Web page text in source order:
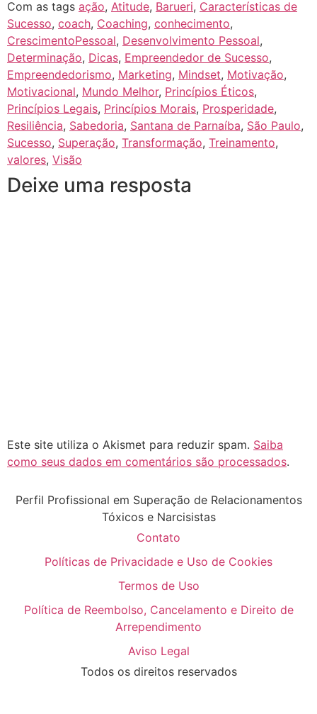
Com as tags ação, Atitude, Barueri, Características de
Sucesso, coach, Coaching, conhecimento,
CrescimentoPessoal, Desenvolvimento Pessoal,
Determinação, Dicas, Empreendedor de Sucesso,
Empreendedorismo, Marketing, Mindset, Motivação,
Motivacional, Mundo Melhor, Princípios Éticos,
Princípios Legais, Princípios Morais, Prosperidade,
Resiliência, Sabedoria, Santana de Parnaíba, São Paulo,
Sucesso, Superação, Transformação, Treinamento,
valores, Visão
Deixe uma resposta
Este site utiliza o Akismet para reduzir spam. Saiba
como seus dados em comentários são processados.
Perfil Profissional em Superação de Relacionamentos
Tóxicos e Narcisistas
Contato
Políticas de Privacidade e Uso de Cookies
Termos de Uso
Política de Reembolso, Cancelamento e Direito de
Arrependimento
Aviso Legal
Todos os direitos reservados